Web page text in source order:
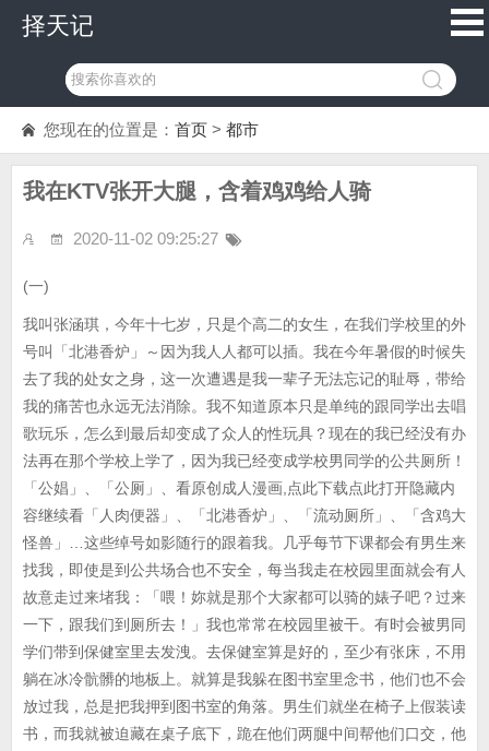
择天记
您现在的位置是： 首页 > 都市
我在KTV张开大腿，含着鸡鸡给人骑
2020-11-02 09:25:27
(一)
我叫张涵琪，今年十七岁，只是个高二的女生，在我们学校里的外
号叫「北港香炉」～因为我人人都可以插。我在今年暑假的时候失
去了我的处女之身，这一次遭遇是我一辈子无法忘记的耻辱，带给
我的痛苦也永远无法消除。我不知道原本只是单纯的跟同学出去唱
歌玩乐，怎么到最后却变成了众人的性玩具？现在的我已经没有办
法再在那个学校上学了，因为我已经变成学校男同学的公共厕所！
「公娼」、「公厕」、看原创成人漫画,点此下载点此打开隐藏内
容继续看「人肉便器」、「北港香炉」、「流动厕所」、「含鸡大
怪兽」…这些绰号如影随行的跟着我。几乎每节下课都会有男生来
找我，即使是到公共场合也不安全，每当我走在校园里面就会有人
故意走过来堵我：「喂！妳就是那个大家都可以骑的婊子吧？过来
一下，跟我们到厕所去！」我也常常在校园里被干。有时会被男同
学们带到保健室里去发洩。去保健室算是好的，至少有张床，不用
躺在冰冷骯髒的地板上。就算是我躲在图书室里念书，他们也不会
放过我，总是把我押到图书室的角落。男生们就坐在椅子上假装读
书，而我就被迫藏在桌子底下，跪在他们两腿中间帮他们口交，他